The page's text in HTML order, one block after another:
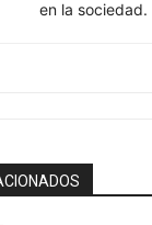
en la sociedad.